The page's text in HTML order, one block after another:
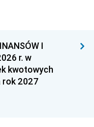
I
r. w
kwotowych
rok 2027